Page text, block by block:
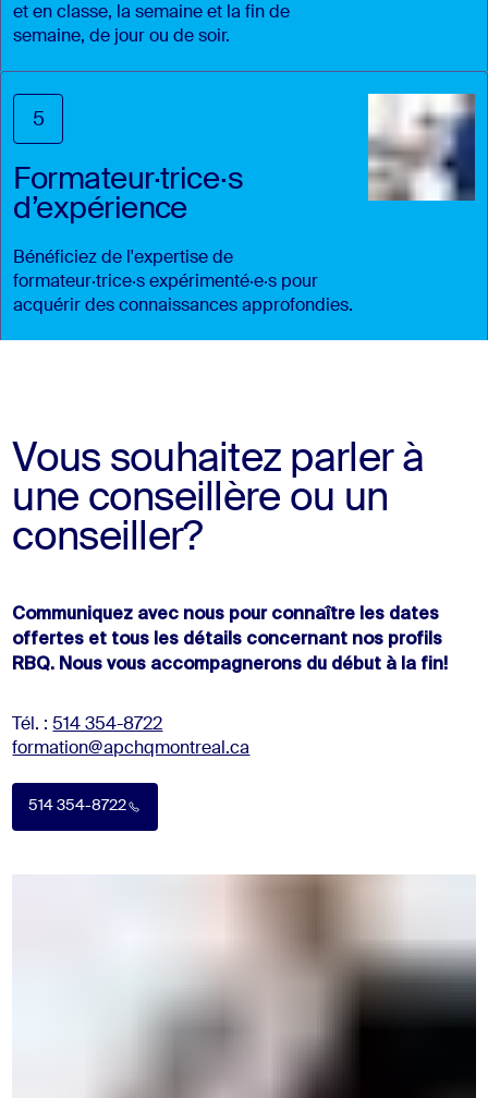
et en classe, la semaine et la fin de
semaine, de jour ou de soir.
5
Formateur·trice·s
d’expérience
Bénéficiez de l'expertise de
formateur·trice·s expérimenté·e·s pour
acquérir des connaissances approfondies.
Vous souhaitez parler à
une conseillère ou un
conseiller?
Communiquez avec nous pour connaître les dates
offertes et tous les détails concernant nos profils
RBQ. Nous vous accompagnerons du début à la fin!
Tél. :514 354-8722
formation@apchqmontreal.ca
514 354-8722